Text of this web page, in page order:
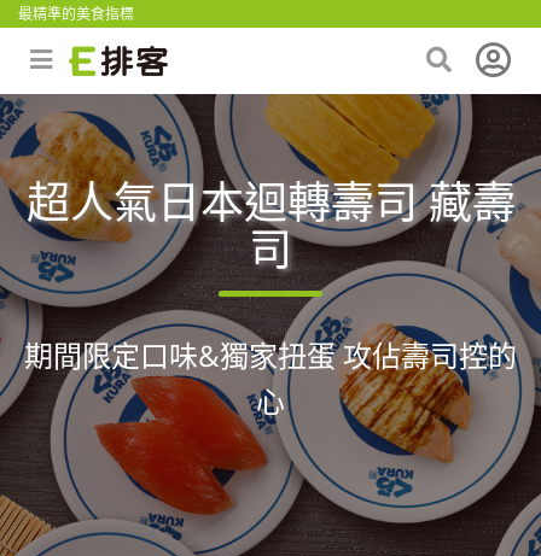
最精準的美食指標
超人氣日本迴轉壽司 藏壽
司
期間限定口味&獨家扭蛋 攻佔壽司控的
心